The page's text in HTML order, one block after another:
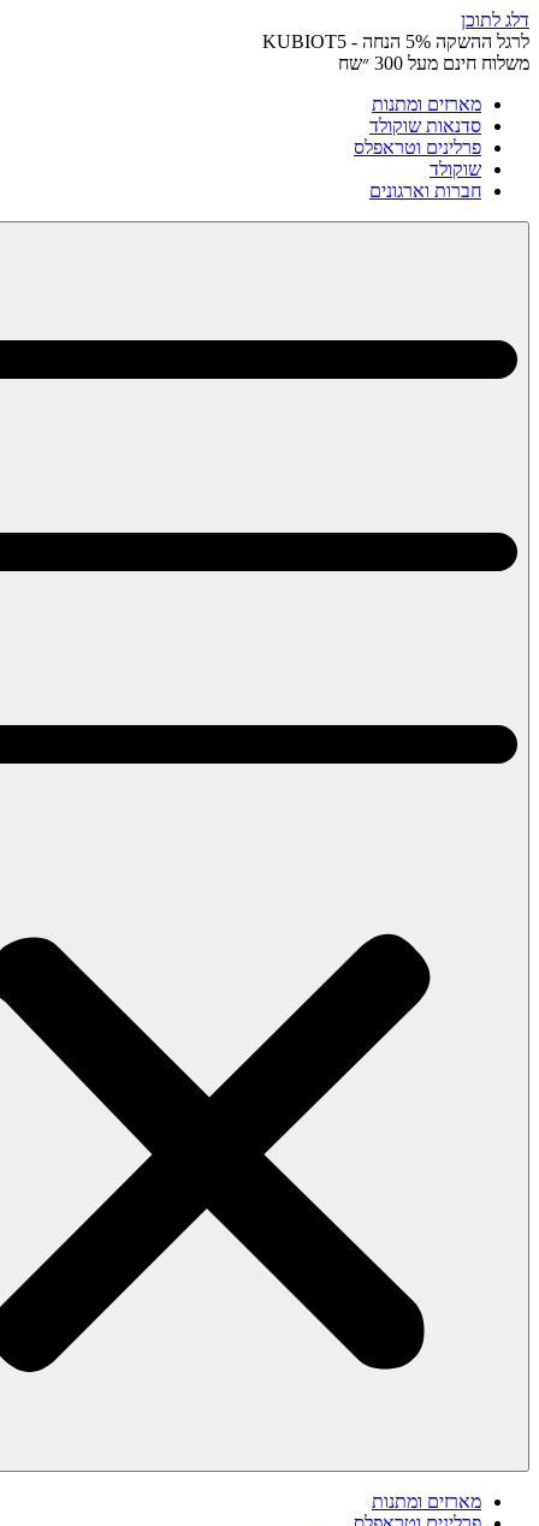
דלג לתוכן
לרגל ההשקה 5% הנחה - KUBIOT5
משלוח חינם מעל 300 ״שח
מארזים ומתנות
סדנאות שוקולד
פרלינים וטראפלס
שוקולד
חברות וארגונים
מארזים ומתנות